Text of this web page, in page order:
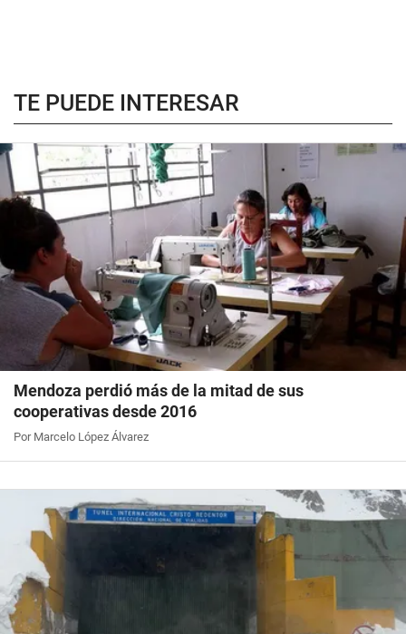
TE PUEDE INTERESAR
Mendoza perdió más de la mitad de sus
cooperativas desde 2016
Por Marcelo López Álvarez